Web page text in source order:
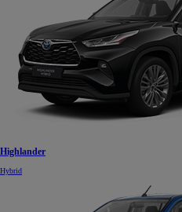
Highlander
Hybrid